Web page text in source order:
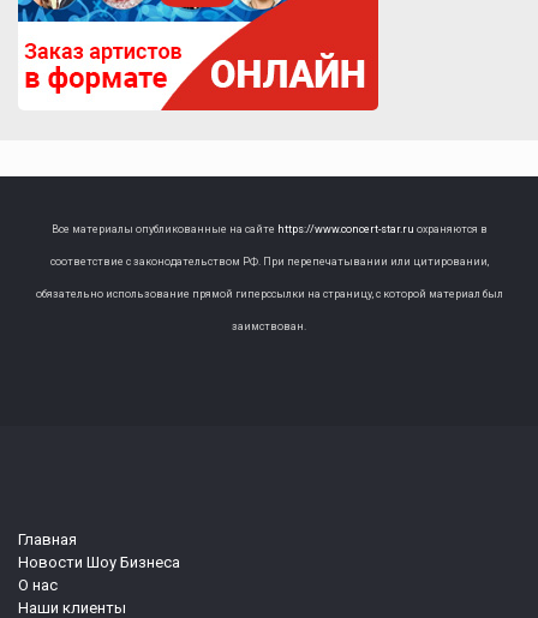
Все материалы опубликованные на сайте https://www.concert-star.ru охраняются в
соответствие с законодательством РФ. При перепечатывании или цитировании,
обязательно использование прямой гиперссылки на страницу, с которой материал был
заимствован.
Главная
Новости Шоу Бизнеса
О нас
Наши клиенты